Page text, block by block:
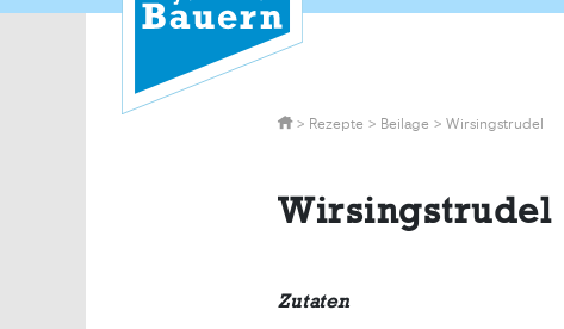
> Rezepte > Beilage > Wirsingstrudel
Wirsingstrudel
Zutaten